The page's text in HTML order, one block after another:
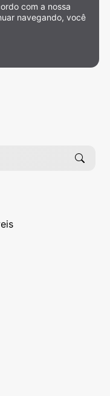
com a nossa
navegando, você